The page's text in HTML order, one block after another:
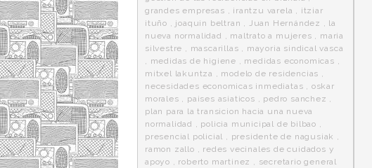
grandes empresas , irantzu varela , itziar
ituño , joaquin beltran , Juan Hernández , la
nueva normalidad , maltrato a mujeres , maria
silvestre , mascarillas , mayoria sindical vasca
, medidas de higiene , medidas economicas ,
mitxel lakuntza , modelo de residencias ,
necesidades economicas inmediatas , oskar
morales , paises asiaticos , pedro sanchez ,
plan para la transicion hacia una nueva
normalidad , policia municipal de bilbao ,
presencial policial , presidente de nagusiak ,
ramon zallo , redes vecinales de cuidados y
apoyo , roberto martinez , secretario general